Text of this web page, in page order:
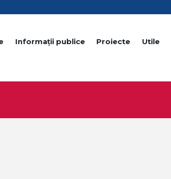
Informații publice Proiecte Utile